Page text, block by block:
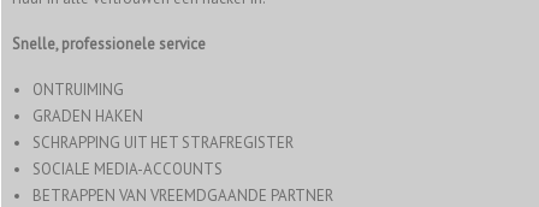
Snelle, professionele service
ONTRUIMING
GRADEN HAKEN
SCHRAPPING UIT HET STRAFREGISTER
SOCIALE MEDIA-ACCOUNTS
BETRAPPEN VAN VREEMDGAANDE PARTNER